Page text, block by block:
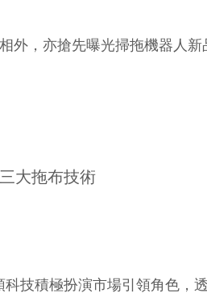
，亦搶先曝光掃拖機器人新
大拖布技術
積極扮演市場引領角色，